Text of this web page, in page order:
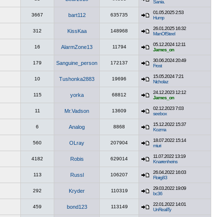
Sania.
3667 bart112 635735
01.05.2025 2:53
Hump
312 KissKaa 148968
26.01.2025 16:32
ManOfSteel
16 AlarmZone13 11794
05.12.2024 12:11
James_on
179 Sanguine_person 172137
30.06.2024 20:49
Frost
10 Tushonka2883 19696
15.05.2024 7:21
Nicholaz
115 yorka 68812
24.12.2023 12:12
James_on
11 Mr.Vadson 13609
02.12.2023 7:03
seebox
6 Analog 8868
15.12.2022 15:37
Kozma
560 OLray 207904
18.07.2022 15:14
miuri
4182 Robis 629014
11.07.2022 13:19
Knarrenheins
113 Russl 106207
26.04.2022 16:03
Floirg83
292 Kryder 110319
29.03.2022 19:09
bc36
459 bond123 113149
22.01.2022 14:01
UnRealiTy